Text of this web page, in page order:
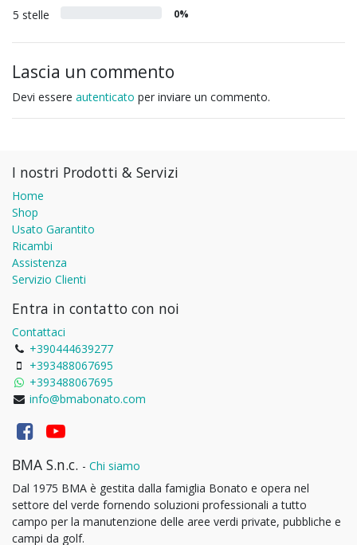
5 stelle 0%
Lascia un commento
Devi essere autenticato per inviare un commento.
I nostri Prodotti & Servizi
Home
Shop
Usato Garantito
Ricambi
Assistenza
Servizio Clienti
Entra in contatto con noi
Contattaci
+390444639277
+393488067695
+393488067695
info@bmabonato.com
BMA S.n.c. - Chi siamo
Dal 1975 BMA è gestita dalla famiglia Bonato e opera nel
settore del verde fornendo soluzioni professionali a tutto
campo per la manutenzione delle aree verdi private, pubbliche e
campi da golf.